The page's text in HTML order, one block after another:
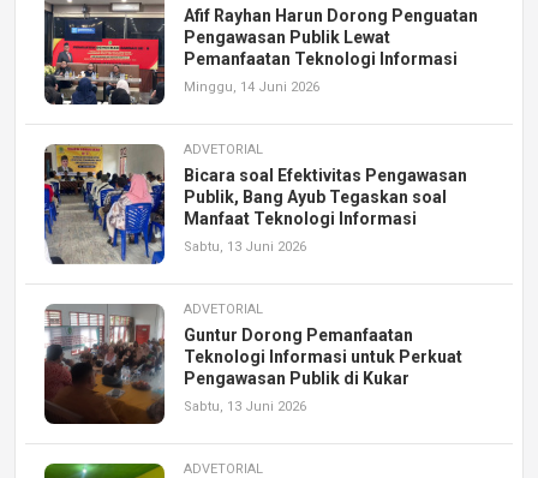
Afif Rayhan Harun Dorong Penguatan
Pengawasan Publik Lewat
Pemanfaatan Teknologi Informasi
Minggu, 14 Juni 2026
ADVETORIAL
Bicara soal Efektivitas Pengawasan
Publik, Bang Ayub Tegaskan soal
Manfaat Teknologi Informasi
Sabtu, 13 Juni 2026
ADVETORIAL
Guntur Dorong Pemanfaatan
Teknologi Informasi untuk Perkuat
Pengawasan Publik di Kukar
Sabtu, 13 Juni 2026
ADVETORIAL